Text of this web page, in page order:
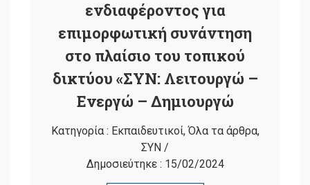
ενδιαφέροντος για
επιμορφωτική συνάντηση
στο πλαίσιο του τοπικού
δικτύου «ΣΥΝ: Λειτουργώ –
Ενεργώ – Δημιουργώ
Κατηγορία : Εκπαιδευτικοί,Όλα τα άρθρα,
ΣΥΝ /
Δημοσιεύτηκε : 15/02/2024